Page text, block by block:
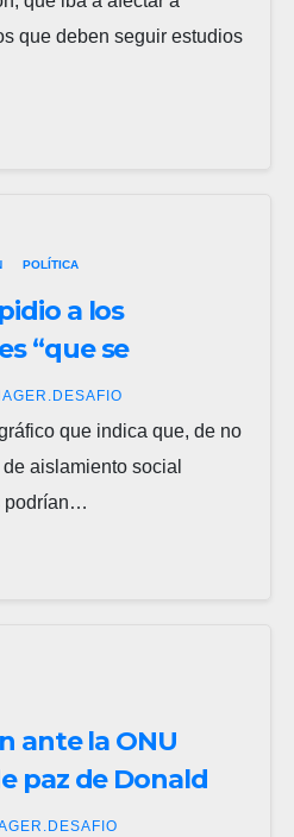
que deben seguir estudios
POLÍTICA
a los
“que se
semanas muy
que indica que, de no
aislamiento social
podrían…
ante la ONU
paz de Donald